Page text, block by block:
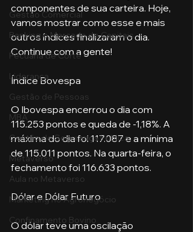
Gestão Comercial
Banking e Mercado de Capitais
Pecuária de Corte
Liderança
Gestão de Pessoas
MBA
Gestão de Segurança Publica
Metaverso
Aula no Metaverso
Marketing no Agronegócio
Confinamento Bovino
componentes de sua carteira. Hoje,
vamos mostrar como esse e mais
outros índices finalizaram o dia.
Continue com a gente!
Índice Bovespa
O Ibovespa encerrou o dia com
115.253 pontos e queda de -1,18%. A
máxima do dia foi 117.087 e a mínima
de 115.011 pontos. Na quarta-feira, o
fechamento foi 116.633 pontos.
Dólar e Dólar Futuro
O dólar teve uma oscilação